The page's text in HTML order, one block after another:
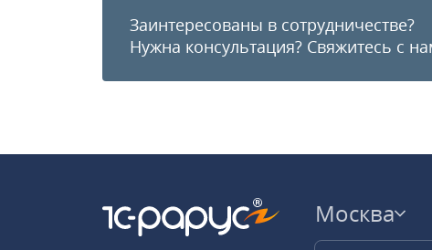
Заинтересованы в сотрудничестве?
Нужна консультация? Свяжитесь с
Москва